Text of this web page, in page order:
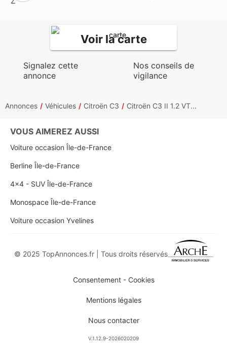
Voir la carte
Signalez cette
annonce
Nos conseils de
vigilance
Annonces Véhicules Citroën C3 Citroën C3 II 1.2 VT...
VOUS AIMEREZ AUSSI
Voiture occasion Île-de-France
Berline Île-de-France
4x4 - SUV Île-de-France
Monospace Île-de-France
Voiture occasion Yvelines
© 2025 TopAnnonces.fr | Tous droits réservés
Consentement - Cookies
Mentions légales
Nous contacter
V.1.12.9-2026020209